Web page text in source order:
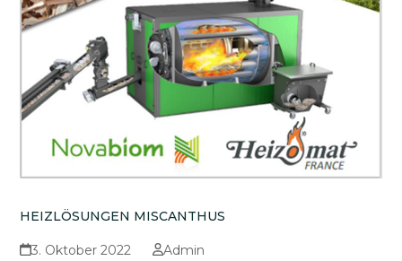
HEIZLÖSUNGEN MISCANTHUS
3. Oktober 2022
Admin